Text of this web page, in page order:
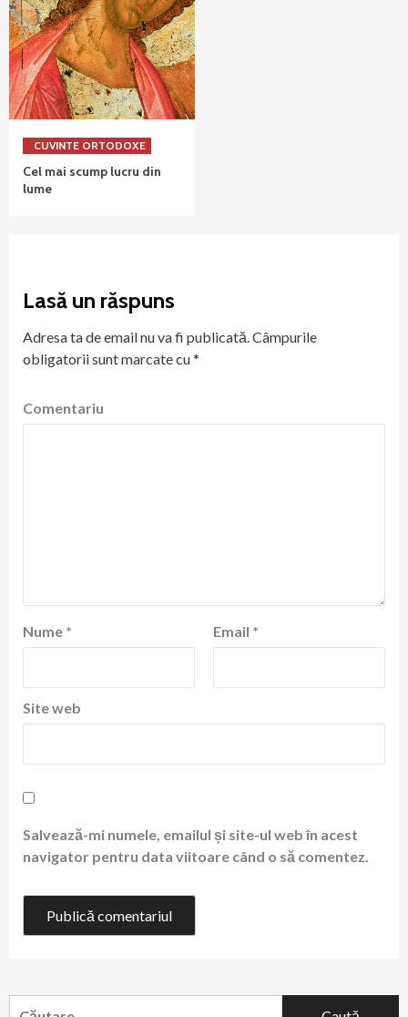
CUVINTE ORTODOXE
Cel mai scump lucru din
lume
Lasă un răspuns
Adresa ta de email nu va fi publicată.Câmpurile
obligatorii sunt marcate cu*
Comentariu
Nume * Email *
Site web
Salvează-mi numele, emailul și site-ul web în acest
navigator pentru data viitoare când o să comentez.